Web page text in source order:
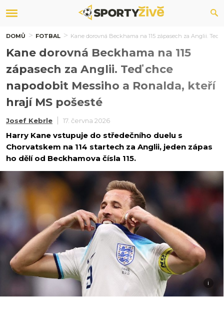
DOMŮ FOTBAL Kane dorovná Beckhama na 115 zápasech za Anglii.
Kane dorovná Beckhama na 115
zápasech za Anglii. Teď chce
napodobit Messiho a Ronalda, kteří
hrají MS pošesté
Josef Kebrle 17. června 2026
Harry Kane vstupuje do středečního duelu s
Chorvatskem na 114 startech za Anglii, jeden zápas
ho dělí od Beckhamova čísla 115.
i